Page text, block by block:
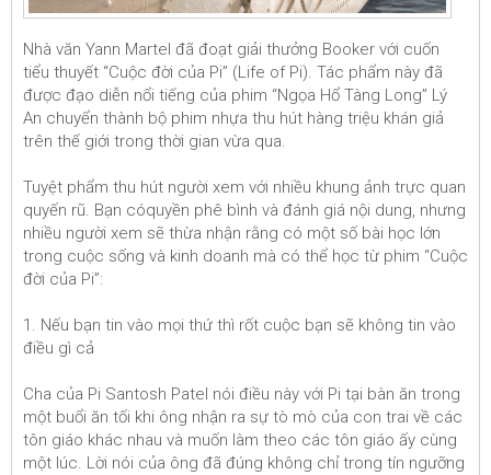
Nhà văn Yann Martel đã đoạt giải thưởng Booker với cuốn
tiểu thuyết “Cuộc đời của Pi” (Life of Pi). Tác phẩm này đã
được đạo diễn nổi tiếng của phim “Ngọa Hổ Tàng Long” Lý
An chuyển thành bộ phim nhựa thu hút hàng triệu khán giả
trên thế giới trong thời gian vừa qua.
Tuyệt phẩm thu hút người xem với nhiều khung ảnh trực quan
quyến rũ. Bạn cóquyền phê bình và đánh giá nội dung, nhưng
nhiều người xem sẽ thừa nhận rằng có một số bài học lớn
trong cuộc sống và kinh doanh mà có thể học từ phim “Cuộc
đời của Pi”:
1. Nếu bạn tin vào mọi thứ thì rốt cuộc bạn sẽ không tin vào
điều gì cả
Cha của Pi Santosh Patel nói điều này với Pi tại bàn ăn trong
một buổi ăn tối khi ông nhận ra sự tò mò của con trai về các
tôn giáo khác nhau và muốn làm theo các tôn giáo ấy cùng
một lúc. Lời nói của ông đã đúng không chỉ trong tín ngưỡng